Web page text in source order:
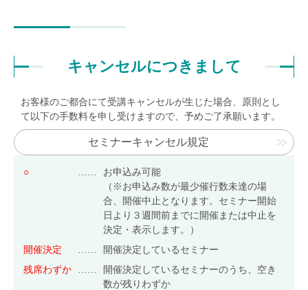
キャンセルにつきまして
お客様のご都合にて受講キャンセルが生じた場合、原則とし
て以下の手数料を申し受けますので、予めご了承願います。
セミナーキャンセル規定
○
お申込み可能
（※お申込み数が最少催行数未達の場
合、開催中止となります。セミナー開始
日より３週間前までに開催または中止を
決定・表示します。）
開催決定
開催決定しているセミナー
残席わずか
開催決定しているセミナーのうち、空き
数が残りわずか
ISMS-PIMS
事業継続マネジメント
アセットマネジメント
ファシリティマネジメント
道路交通安全マネジメント
検証・監査
FSSC Development Program